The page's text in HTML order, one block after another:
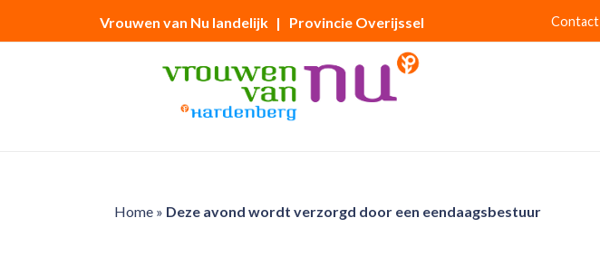
Vrouwen van Nu landelijk | Provincie Overijssel Contact
Home» Deze avond wordt verzorgd door een eendaagsbestuur